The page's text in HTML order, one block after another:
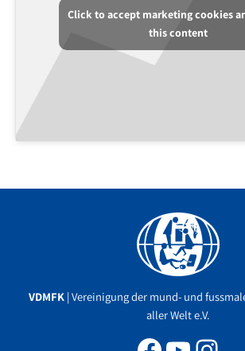
Click to accept marketing cookies
this content
VDMFK | Vereinigung der mund- und
aller Welt e.V.
Facebook
YouTube